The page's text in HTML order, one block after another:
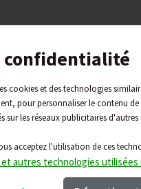
confidentialité
cookies et des technologies
pour personnaliser le contenu
sur les réseaux publicitaires d'autres
acceptez l'utilisation de ces
autres technologies utilisées